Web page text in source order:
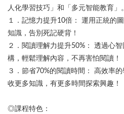
人化學習技巧」和「多元智能教育」。
１．記憶力提升10倍： 運用正統的
知識，告別死記硬背！
２．閱讀理解力提升50%： 透過心
構，輕鬆理解內容，不再害怕閱讀！
３．節省70%的閱讀時間： 高效率
收更多知識，有更多時間探索興趣！
◎課程特色：